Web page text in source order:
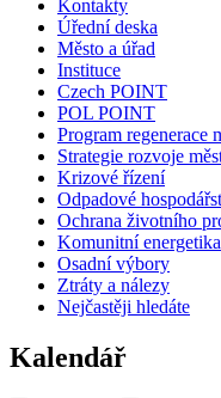
Kontakty
Úřední deska
Město a úřad
Instituce
Czech POINT
POL POINT
Program regenerace
Strategie rozvoje
Krizové řízení
Odpadové
Ochrana životního
Komunitní energetika
Osadní výbory
Ztráty a nálezy
Nejčastěji hledáte
Kalendář